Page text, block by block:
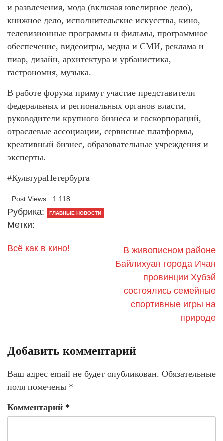
и развлечения, мода (включая ювелирное дело),
книжное дело, исполнительские искусства, кино,
телевизионные программы и фильмы, программное
обеспечение, видеоигры, медиа и СМИ, реклама и
пиар, дизайн, архитектура и урбанистика,
гастрономия, музыка.
В работе форума примут участие представители
федеральных и региональных органов власти,
руководители крупного бизнеса и госкорпораций,
отраслевые ассоциации, сервисные платформы,
креативный бизнес, образовательные учреждения и
эксперты.
#КультураПетербурга
Post Views: 1 118
Рубрика: ГЛАВНЫЕ НОВОСТИ
Метки:
Всё как в кино!
В живописном районе
Байлихуан города Ичан
провинции Хубэй
состоялись семейные
спортивные игры на
природе
Добавить комментарий
Ваш адрес email не будет опубликован. Обязательные
поля помечены *
Комментарий *